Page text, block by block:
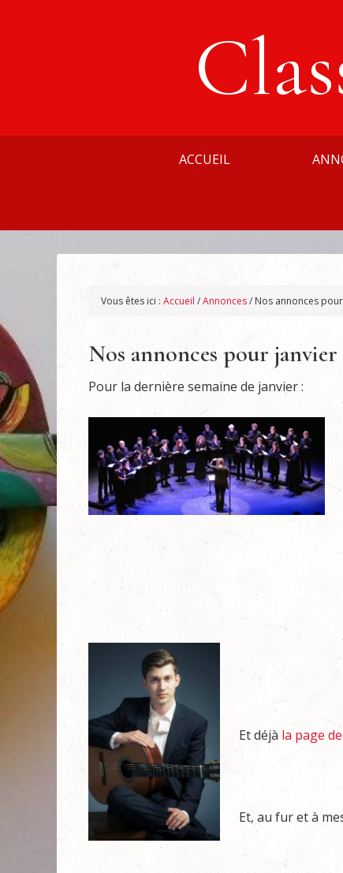
ACCUEIL
Vous êtes ici : Accueil /Annonces/ Nos annonces
Nos annonces pour janvier
Pour la dernière semaine de janvier :
Et déjà la page
Et, au fur et à